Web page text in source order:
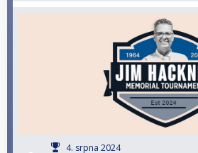
4. srpna 2024